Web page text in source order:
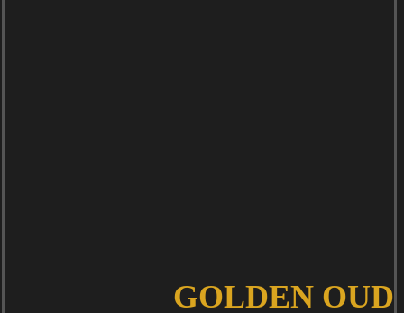
GOLDEN OUD